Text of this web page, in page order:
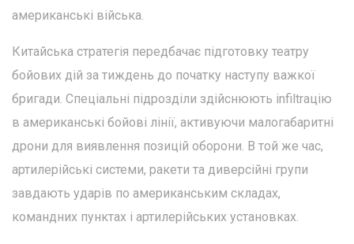
американські війська.
Китайська стратегія передбачає підготовку театру
бойових дій за тиждень до початку наступу важкої
бригади. Спеціальні підрозділи здійснюють infiltraцію
в американські бойові лінії, активуючи малогабаритні
дрони для виявлення позицій оборони. В той же час,
артилерійські системи, ракети та диверсійні групи
завдають ударів по американським складах,
командних пунктах і артилерійських установках.